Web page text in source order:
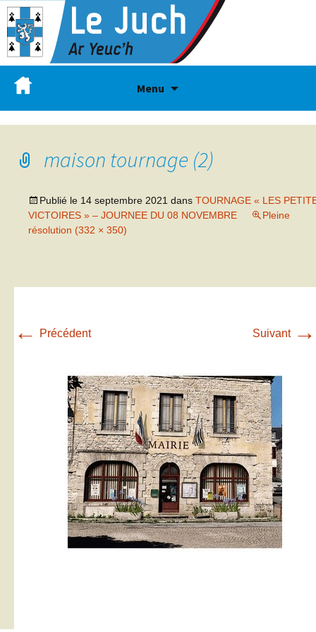
Menu
maison tournage (2)
Publié le 14 septembre 2021 dans TOURNAGE « LES
VICTOIRES » – JOURNEE DU 08 NOVEMBRE
Pleine
résolution (332 × 350)
← Précédent Suivant →